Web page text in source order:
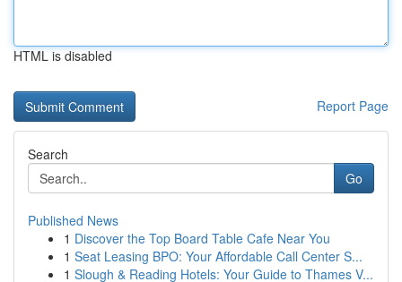
HTML is disabled
Report Page
Search
Go
Published News
1 Discover the Top Board Table Cafe Near You
1 Seat Leasing BPO: Your Affordable Call Center S...
1 Slough & Reading Hotels: Your Guide to Thames V...